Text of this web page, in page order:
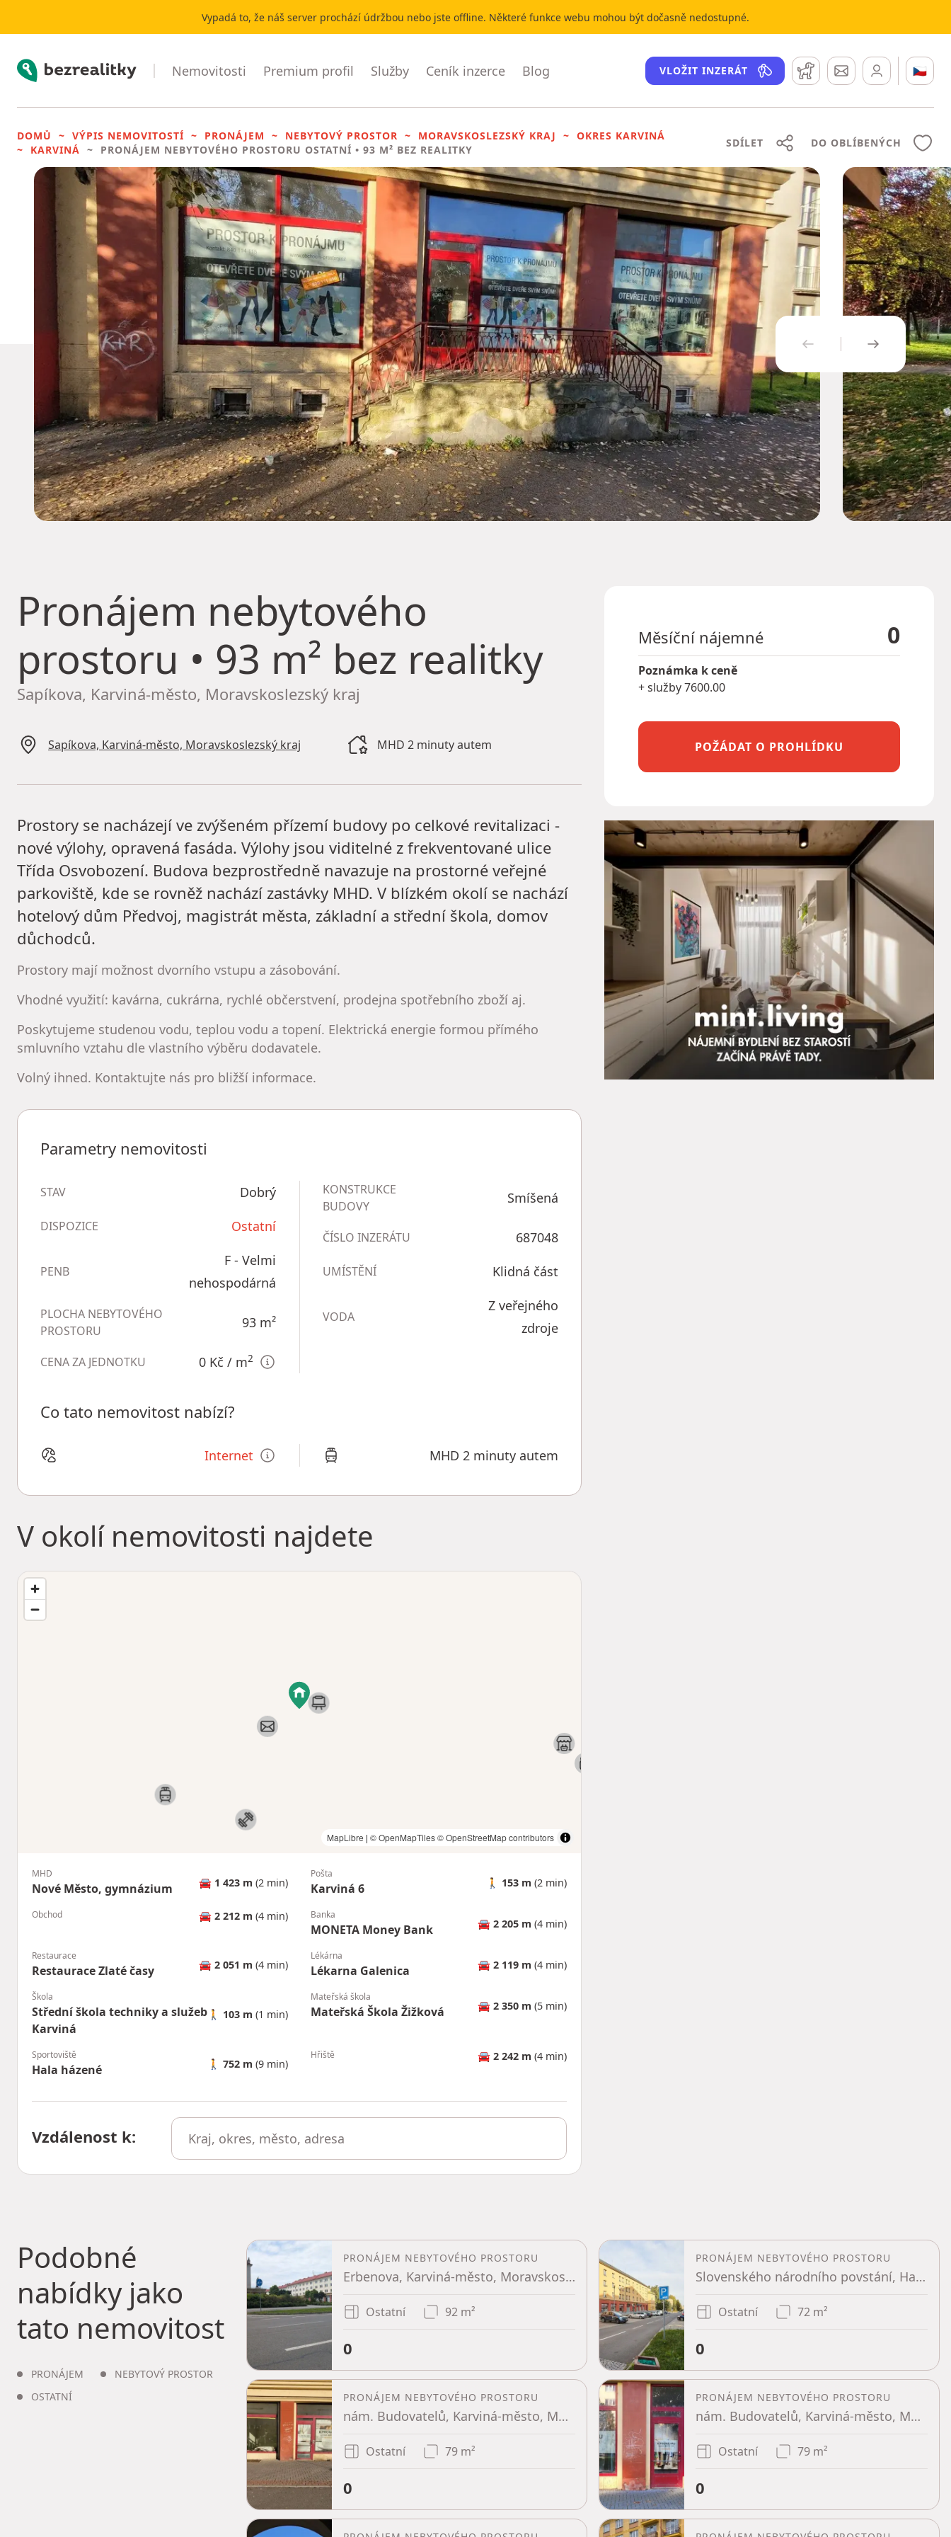
Vypadá to, že náš server prochází údržbou nebo jste offline. Některé funkce webu mohou být dočasně nedostupné.
Bezrealitky Nemovitosti Premium profil Služby Ceník inzerce Blog VLOŽIT INZERÁT Hlídací pesZprávy 🇨🇿
DOMŮ VÝPIS NEMOVITOSTÍ PRONÁJEM NEBYTOVÝ PROSTOR MORAVSKOSLEZSKÝ KRAJ
OKRES KARVINÁ
KARVINÁ
PRONÁJEM NEBYTOVÉHO PROSTORU OSTATNÍ • 93 M² BEZ REALITKY
SDÍLET DO OBLÍBENÝCH
PŘEDCHOZÍ
Pronájem nebytového
prostoru • 93 m² bez realitky
Sapíkova, Karviná-město, Moravskoslezský kraj
Sapíkova, Karviná-město, Moravskoslezský kraj MHD 2 minuty autem
Prostory se nacházejí ve zvýšeném přízemí budovy po celkové revitalizaci -
nové výlohy, opravená fasáda. Výlohy jsou viditelné z frekventované ulice
Třída Osvobození. Budova bezprostředně navazuje na prostorné veřejné
parkoviště, kde se rovněž nachází zastávky MHD. V blízkém okolí se nachází
hotelový dům Předvoj, magistrát města, základní a střední škola, domov
důchodců.
Prostory mají možnost dvorního vstupu a zásobování.
Vhodné využití: kavárna, cukrárna, rychlé občerstvení, prodejna spotřebního zboží aj.
Poskytujeme studenou vodu, teplou vodu a topení. Elektrická energie formou přímého
smluvního vztahu dle vlastního výběru dodavatele.
Volný ihned. Kontaktujte nás pro bližší informace.
Parametry nemovitosti
STAV Dobrý
DISPOZICE Ostatní
PENB
F - Velmi
nehospodárná
PLOCHA NEBYTOVÉHO
PROSTORU
93 m²
CENA ZA JEDNOTKU 0 Kč / m2
KONSTRUKCE
BUDOVY
Smíšená
ČÍSLO INZERÁTU 687048
UMÍSTĚNÍ Klidná část
VODA
Z veřejného
zdroje
Co tato nemovitost nabízí?
Internet MHD 2 minuty autem
V okolí nemovitosti najdete
MapLibre | © OpenMapTiles© OpenStreetMap contributors
MHD
Nové Město, gymnázium 🚘 1 423 m (2 min)
Pošta
Karviná 6 🚶 153 m (2 min)
Obchod 🚘 2 212 m (4 min) Banka
MONETA Money Bank 🚘 2 205 m (4 min)
Restaurace
Restaurace Zlaté časy 🚘 2 051 m (4 min)
Lékárna
Lékarna Galenica 🚘 2 119 m (4 min)
Škola
Střední škola techniky a služeb
Karviná
🚶 103 m (1 min)
Mateřská škola
Mateřská Škola Žižková 🚘 2 350 m (5 min)
Sportoviště
Hala házené 🚶 752 m (9 min)
Hřiště 🚘 2 242 m (4 min)
Vzdálenost k:
Měsíční nájemné 0
Poznámka k ceně
+ služby 7600.00
POŽÁDAT O PROHLÍDKU
Podobné
nabídky jako
tato nemovitost
PRONÁJEM
NEBYTOVÝ PROSTOR
OSTATNÍ
PRONÁJEM NEBYTOVÉHO PROSTORU
Erbenova, Karviná-město, Moravskoslezský kraj
Ostatní 92 m²
0
PRONÁJEM NEBYTOVÉHO PROSTORU
Slovenského národního povstání, Havířov - Šumbark, Moravskoslezský kraj
Ostatní 72 m²
0
PRONÁJEM NEBYTOVÉHO PROSTORU
nám. Budovatelů, Karviná-město, Moravskoslezský kraj
Ostatní 79 m²
0
PRONÁJEM NEBYTOVÉHO PROSTORU
nám. Budovatelů, Karviná-město, Moravskoslezský kraj
Ostatní 79 m²
0